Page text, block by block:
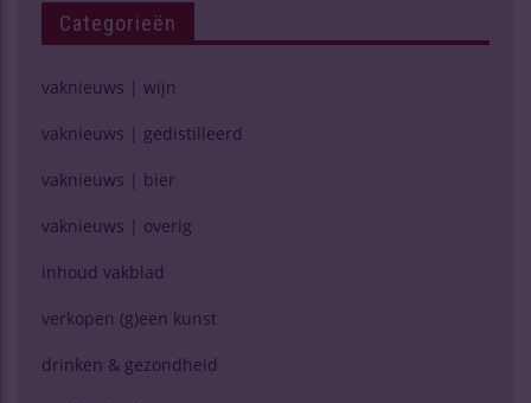
Categorieën
vaknieuws | wijn
vaknieuws | gedistilleerd
vaknieuws | bier
vaknieuws | overig
inhoud vakblad
verkopen (g)een kunst
drinken & gezondheid